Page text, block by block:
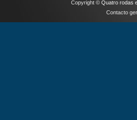
Copyright © Quatro rodas
Contacto